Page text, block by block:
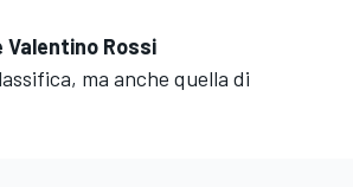
Rossi
ma anche quella di